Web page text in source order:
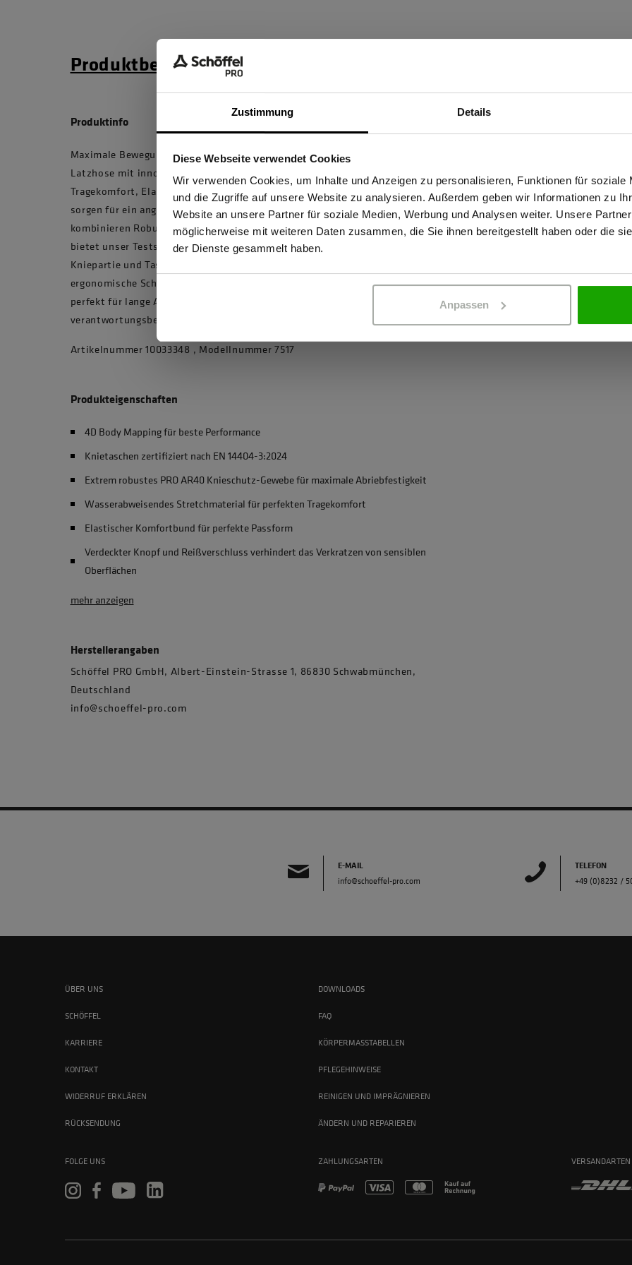
Zustimmung Details
Diese Webseite verwendet Cookies
Wir verwenden Cookies, um Inhalte und Anzeigen zu personalisieren, Funktionen für soziale
und die Zugriffe auf unsere Website zu analysieren. Außerdem geben wir Informationen zu
Website an unsere Partner für soziale Medien, Werbung und Analysen weiter. Unsere
möglicherweise mit weiteren Daten zusammen, die Sie ihnen bereitgestellt haben oder die
der Dienste gesammelt haben.
Anpassen
Produktbeschreibung
Produktinfo
Maximale Bewegungsfreiheit und durchdachte Funktionalität: Die Meistermacher
Latzhose mit innovativem Sorona®-Gewebe setzt neue Maßstäbe in Sachen
Tragekomfort, Elastizität und Strapazierfähigkeit. Die hochwertigen Materialien
sorgen für ein angenehmes Körperklima, beinhalten nachwachsende Rohstoffe und
kombinieren Robustheit mit Umweltbewusstsein. Dank EN 14404-Zertifizierung
bietet unser Testsieger zuverlässigen Knieschutz für anspruchsvolle Einsätze.
Kniepartie und Taschen sind aus unserem bewährten PRO AR40. Die beliebte
ergonomische Schöffel PRO Passform garantiert maximale Bewegungsfreiheit –
perfekt für lange Arbeitstage. Für alle, die auf Langlebigkeit, Funktionalität und
verantwortungsbewusste Arbeitskleidung setzen.
Artikelnummer 10033348 , Modellnummer 7517
Produkteigenschaften
4D Body Mapping für beste Performance
Knietaschen zertifiziert nach EN 14404-3:2024
Extrem robustes PRO AR40 Knieschutz-Gewebe für maximale Abriebfestigkeit
Wasserabweisendes Stretchmaterial für perfekten Tragekomfort
Elastischer Komfortbund für perfekte Passform
Verdeckter Knopf und Reißverschluss verhindert das Verkratzen von sensiblen
Oberflächen
mehr anzeigen
Herstellerangaben
Schöffel PRO GmbH, Albert-Einstein-Strasse 1, 86830 Schwabmünchen,
Deutschland
info@schoeffel-pro.com
OEKO-TEX®
E-MAIL
info@schoeffel-pro.com
TELEFON
+49 (0)8232 /
ÜBER UNS
SCHÖFFEL
KARRIERE
KONTAKT
WIDERRUF ERKLÄREN
RÜCKSENDUNG
DOWNLOADS
FAQ
KÖRPERMASSTABELLEN
PFLEGEHINWEISE
REINIGEN UND IMPRÄGNIEREN
ÄNDERN UND REPARIEREN
FOLGE UNS ZAHLUNGSARTEN VERSANDARTEN
Sind Sie Gewerbetreibender?
Ich bestätige, dass ich Gewerbetreibender bin. Alle Preise werden netto
GEWERBETREIBENDER PRIVATPERSON